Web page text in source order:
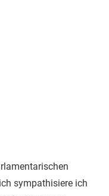
sympathisiere ich